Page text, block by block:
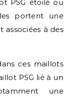
PSG étoilé ou
portent une
associées à des
ces maillots
PSG lié à un
une